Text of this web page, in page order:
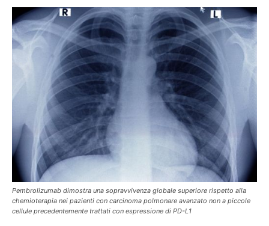
Pembrolizumab dimostra una sopravvivenza globale superiore rispetto alla
chemioterapia nei pazienti con carcinoma polmonare avanzato non a piccole
cellule precedentemente trattati con espressione di PD-L1